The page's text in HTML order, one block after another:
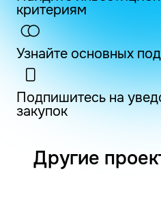
критериям
Узнайте основных
Подпишитесь на
закупок
Другие